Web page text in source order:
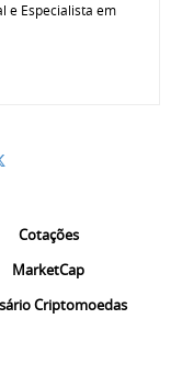
e Especialista em
Cotações
MarketCap
Criptomoedas